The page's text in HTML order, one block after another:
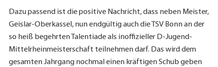
Dazu passend ist die positive Nachricht, dass neben Meister,
Geislar-Oberkassel, nun endgültig auch die TSV Bonn an der
so heiß begehrten Talentiade als inoffizieller D-Jugend-
Mittelrheinmeisterschaft teilnehmen darf. Das wird dem
gesamten Jahrgang nochmal einen kräftigen Schub geben